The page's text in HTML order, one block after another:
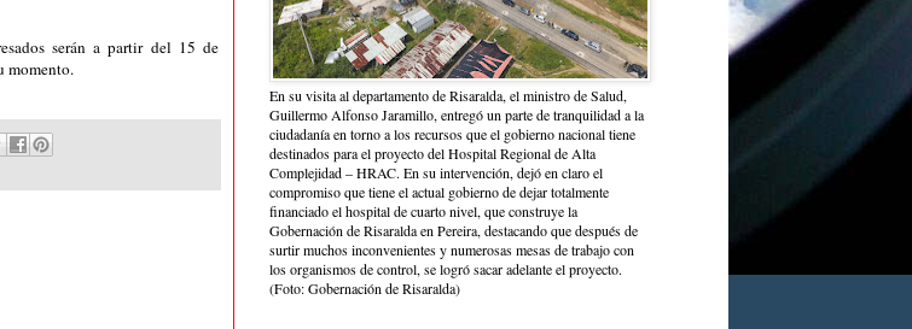
serán a partir del 15 de
momento.
En su visita al departamento de Risaralda, el ministro de Salud,
Guillermo Alfonso Jaramillo, entregó un parte de tranquilidad a la
ciudadanía en torno a los recursos que el gobierno nacional tiene
destinados para el proyecto del Hospital Regional de Alta
Complejidad – HRAC. En su intervención, dejó en claro el
compromiso que tiene el actual gobierno de dejar totalmente
financiado el hospital de cuarto nivel, que construye la
Gobernación de Risaralda en Pereira, destacando que después de
surtir muchos inconvenientes y numerosas mesas de trabajo con
los organismos de control, se logró sacar adelante el proyecto.
(Foto: Gobernación de Risaralda)